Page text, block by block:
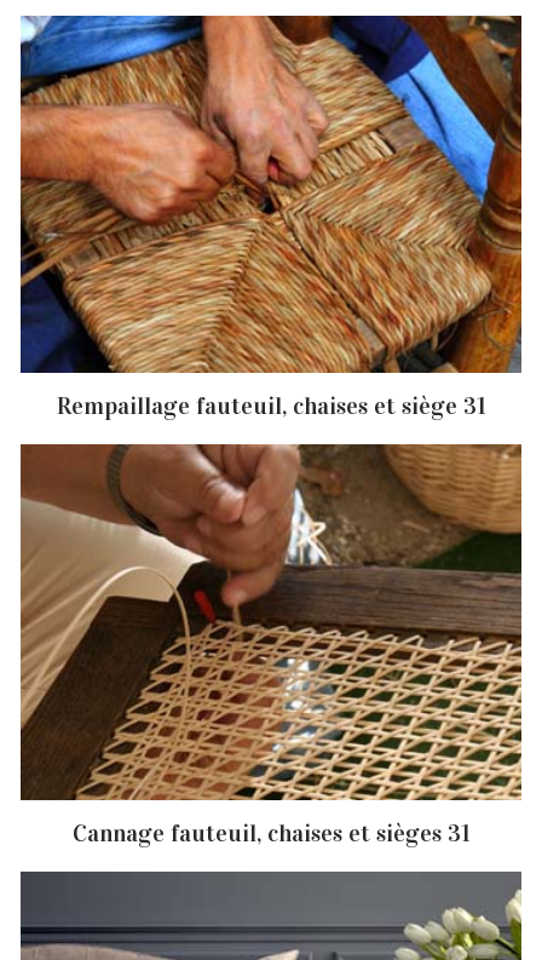
Rempaillage fauteuil, chaises et siège 31
Cannage fauteuil, chaises et sièges 31